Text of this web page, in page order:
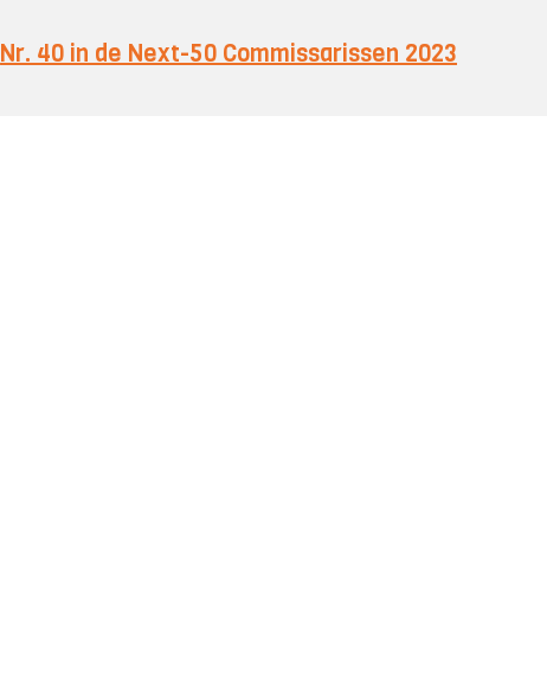
Nr. 40 in de Next-50 Commissarissen 2023